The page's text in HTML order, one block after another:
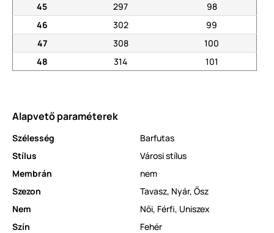
45
297
98
46
302
99
47
308
100
48
314 101
Alapvető paraméterek
Szélesség
Barfutas
Stílus
Városi stílus
Membrán
nem
Szezon
Tavasz, Nyár, Ősz
Nem
Női, Férfi, Uniszex
Szín
Fehér